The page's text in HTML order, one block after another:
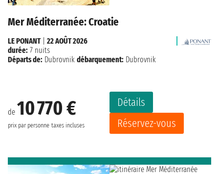
Mer Méditerranée: Croatie
de 10 770 €
prix par personne taxes incluses
Détails
Réservez-vous
LE PONANT| 22 AOÛT 2026
durée: 7 nuits
Départs de: Dubrovnik débarquement: Dubrovnik